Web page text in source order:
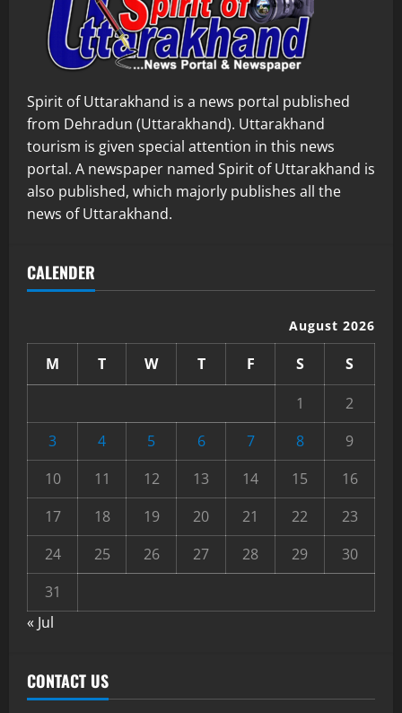
Spirit of Uttarakhand is a news portal published
from Dehradun (Uttarakhand). Uttarakhand
tourism is given special attention in this news
portal. A newspaper named Spirit of Uttarakhand is
also published, which majorly publishes all the
news of Uttarakhand.
CALENDER
August 2026
M T W T F S
S
1
2
3
4 5 6 7 8
9
10
11 12 13 14 15
16
17
18 19 20 21 22
23
24
25 26 27 28 29
30
31
« Jul
CONTACT US